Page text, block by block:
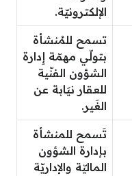
الإلكترونيّة.
تسمح للمُنشأة
بتولّي مهمّة إِدارة
الشؤون الفنّية
للعقار نيَابة عن
الغَير.
تَسمح للمنشأة
بإدارة الشؤون
الماليّة والإداريّة